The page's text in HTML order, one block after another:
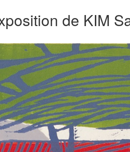
de KIM